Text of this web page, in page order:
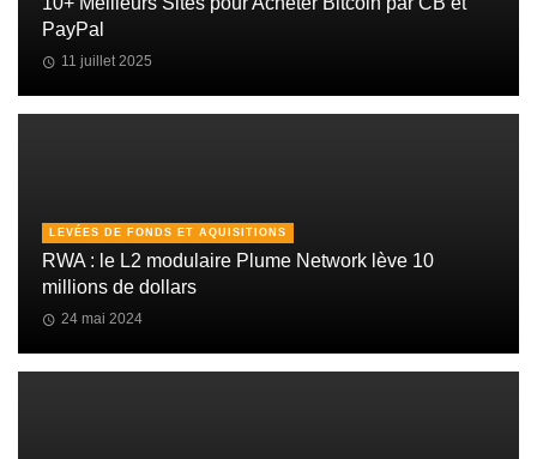
PayPal
11 juillet 2025
LEVÉES DE FONDS ET AQUISITIONS
RWA : le L2 modulaire Plume Network lève 10
millions de dollars
24 mai 2024